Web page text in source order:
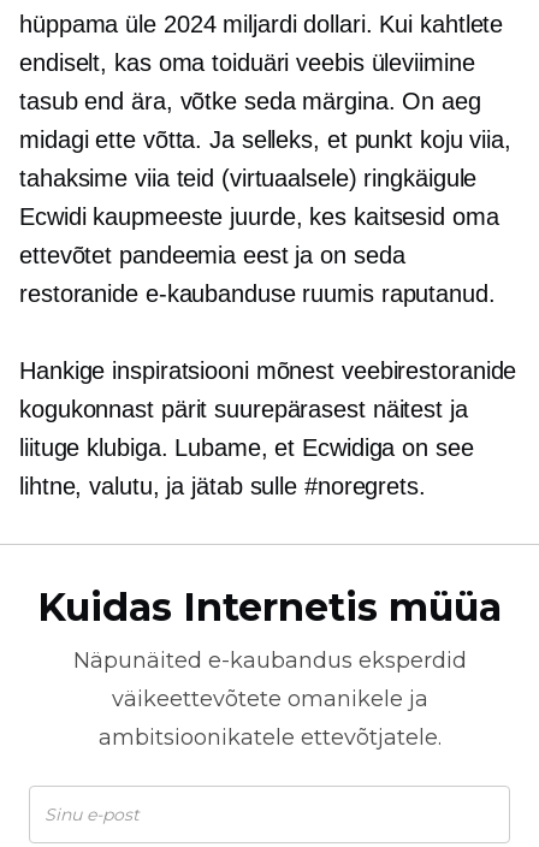
hüppama üle 2024 miljardi dollari. Kui kahtlete
endiselt, kas oma toiduäri veebis üleviimine
tasub end ära, võtke seda märgina. On aeg
midagi ette võtta. Ja selleks, et punkt koju viia,
tahaksime viia teid (virtuaalsele) ringkäigule
Ecwidi kaupmeeste juurde, kes kaitsesid oma
ettevõtet pandeemia eest ja on seda
restoranide e-kaubanduse ruumis raputanud.
Hankige inspiratsiooni mõnest veebirestoranide
kogukonnast pärit suurepärasest näitest ja
liituge klubiga. Lubame, et Ecwidiga on see
lihtne,valutu, ja jätab sulle #noregrets.
Kuidas Internetis müüa
Näpunäited e-kaubandus eksperdid
väikeettevõtete omanikele ja
ambitsioonikatele ettevõtjatele.